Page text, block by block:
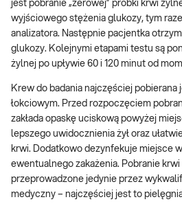
jest pobranie „zerowej” próbki krwi
wyjściowego stężenia glukozy, tym
analizatora. Następnie pacjentka
glukozy. Kolejnymi etapami testu są
żylnej po upływie 60 i 120 minut od
Krew do badania najczęściej pobierana
łokciowym. Przed rozpoczęciem
zakłada opaskę uciskową powyżej
lepszego uwidocznienia żył oraz
krwi. Dodatkowo dezynfekuje miejsce
ewentualnego zakażenia. Pobranie krwi
przeprowadzone jedynie przez
medyczny – najczęściej jest to